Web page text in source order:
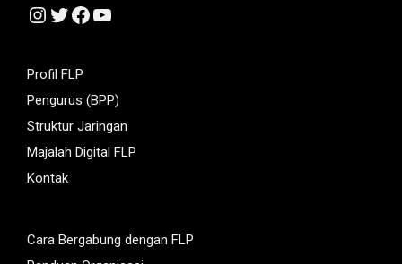
Instagram
Twitter
Facebook
YouTube
Profil FLP
Pengurus (BPP)
Struktur Jaringan
Majalah Digital FLP
Kontak
Cara Bergabung dengan FLP